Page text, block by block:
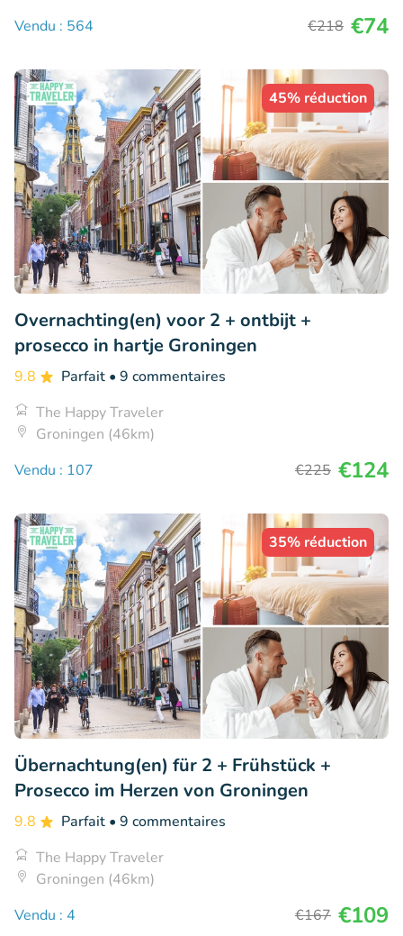
Vendu : 564 €218 €74
45% réduction
Overnachting(en) voor 2 + ontbijt +
prosecco in hartje Groningen
9.8 Parfait • 9 commentaires
The Happy Traveler
Groningen (46km)
Vendu : 107
€225 €124
35% réduction
Übernachtung(en) für 2 + Frühstück +
Prosecco im Herzen von Groningen
9.8 Parfait • 9 commentaires
The Happy Traveler
Groningen (46km)
Vendu : 4
€167 €109